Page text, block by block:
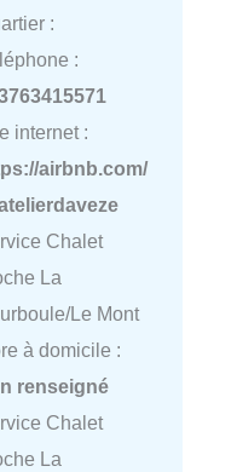
:
:
internet :
airbnb.com/
Chalet
La
Le Mont
à domicile :
renseigné
Chalet
La